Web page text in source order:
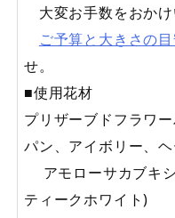
大変お手数をおか
ご予算と大きさの
せ。
■使用花材
プリザーブドフラワ
パン、アイボリー、ヘ
アモローサカブキ
ティークホワイト)